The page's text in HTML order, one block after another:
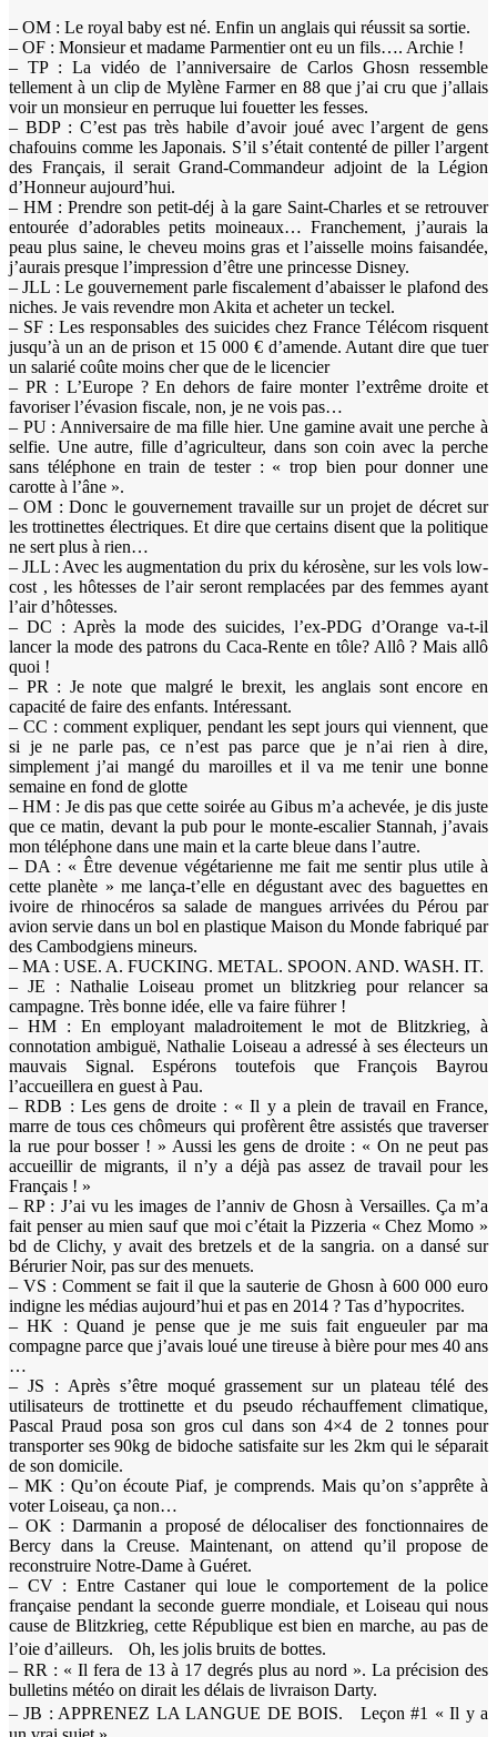
– OM : Le royal baby est né. Enfin un anglais qui réussit sa sortie.
– OF : Monsieur et madame Parmentier ont eu un fils…. Archie !
– TP : La vidéo de l’anniversaire de Carlos Ghosn ressemble
tellement à un clip de Mylène Farmer en 88 que j’ai cru que j’allais
voir un monsieur en perruque lui fouetter les fesses.
– BDP : C’est pas très habile d’avoir joué avec l’argent de gens
chafouins comme les Japonais. S’il s’était contenté de piller l’argent
des Français, il serait Grand-Commandeur adjoint de la Légion
d’Honneur aujourd’hui.
– HM : Prendre son petit-déj à la gare Saint-Charles et se retrouver
entourée d’adorables petits moineaux… Franchement, j’aurais la
peau plus saine, le cheveu moins gras et l’aisselle moins faisandée,
j’aurais presque l’impression d’être une princesse Disney.
– JLL : Le gouvernement parle fiscalement d’abaisser le plafond des
niches. Je vais revendre mon Akita et acheter un teckel.
– SF : Les responsables des suicides chez France Télécom risquent
jusqu’à un an de prison et 15 000 € d’amende. Autant dire que tuer
un salarié coûte moins cher que de le licencier
– PR : L’Europe ? En dehors de faire monter l’extrême droite et
favoriser l’évasion fiscale, non, je ne vois pas…
– PU : Anniversaire de ma fille hier. Une gamine avait une perche à
selfie. Une autre, fille d’agriculteur, dans son coin avec la perche
sans téléphone en train de tester : « trop bien pour donner une
carotte à l’âne ».
– OM : Donc le gouvernement travaille sur un projet de décret sur
les trottinettes électriques. Et dire que certains disent que la politique
ne sert plus à rien…
– JLL : Avec les augmentation du prix du kérosène, sur les vols low-
cost , les hôtesses de l’air seront remplacées par des femmes ayant
l’air d’hôtesses.
– DC : Après la mode des suicides, l’ex-PDG d’Orange va-t-il
lancer la mode des patrons du Caca-Rente en tôle? Allô ? Mais allô
quoi !
– PR : Je note que malgré le brexit, les anglais sont encore en
capacité de faire des enfants. Intéressant.
– CC : comment expliquer, pendant les sept jours qui viennent, que
si je ne parle pas, ce n’est pas parce que je n’ai rien à dire,
simplement j’ai mangé du maroilles et il va me tenir une bonne
semaine en fond de glotte
– HM : Je dis pas que cette soirée au Gibus m’a achevée, je dis juste
que ce matin, devant la pub pour le monte-escalier Stannah, j’avais
mon téléphone dans une main et la carte bleue dans l’autre.
– DA : « Être devenue végétarienne me fait me sentir plus utile à
cette planète » me lança-t’elle en dégustant avec des baguettes en
ivoire de rhinocéros sa salade de mangues arrivées du Pérou par
avion servie dans un bol en plastique Maison du Monde fabriqué par
des Cambodgiens mineurs.
– MA : USE. A. FUCKING. METAL. SPOON. AND. WASH. IT.
– JE : Nathalie Loiseau promet un blitzkrieg pour relancer sa
campagne. Très bonne idée, elle va faire führer !
– HM : En employant maladroitement le mot de Blitzkrieg, à
connotation ambiguë, Nathalie Loiseau a adressé à ses électeurs un
mauvais Signal. Espérons toutefois que François Bayrou
l’accueillera en guest à Pau.
– RDB : Les gens de droite : « Il y a plein de travail en France,
marre de tous ces chômeurs qui profèrent être assistés que traverser
la rue pour bosser ! » Aussi les gens de droite : « On ne peut pas
accueillir de migrants, il n’y a déjà pas assez de travail pour les
Français ! »
– RP : J’ai vu les images de l’anniv de Ghosn à Versailles. Ça m’a
fait penser au mien sauf que moi c’était la Pizzeria « Chez Momo »
bd de Clichy, y avait des bretzels et de la sangria. on a dansé sur
Bérurier Noir, pas sur des menuets.
– VS : Comment se fait il que la sauterie de Ghosn à 600 000 euro
indigne les médias aujourd’hui et pas en 2014 ? Tas d’hypocrites.
– HK : Quand je pense que je me suis fait engueuler par ma
compagne parce que j’avais loué une tireuse à bière pour mes 40 ans
…
– JS : Après s’être moqué grassement sur un plateau télé des
utilisateurs de trottinette et du pseudo réchauffement climatique,
Pascal Praud posa son gros cul dans son 4×4 de 2 tonnes pour
transporter ses 90kg de bidoche satisfaite sur les 2km qui le séparait
de son domicile.
– MK : Qu’on écoute Piaf, je comprends. Mais qu’on s’apprête à
voter Loiseau, ça non…
– OK : Darmanin a proposé de délocaliser des fonctionnaires de
Bercy dans la Creuse. Maintenant, on attend qu’il propose de
reconstruire Notre-Dame à Guéret.
– CV : Entre Castaner qui loue le comportement de la police
française pendant la seconde guerre mondiale, et Loiseau qui nous
cause de Blitzkrieg, cette République est bien en marche, au pas de
l’oie d’ailleurs. Oh, les jolis bruits de bottes.
– RR : « Il fera de 13 à 17 degrés plus au nord ». La précision des
bulletins météo on dirait les délais de livraison Darty.
– JB : APPRENEZ LA LANGUE DE BOIS. Leçon #1 « Il y a